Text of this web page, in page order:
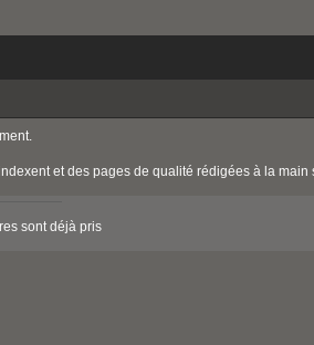
et des pages de qualité rédigées à la
sont déjà pris